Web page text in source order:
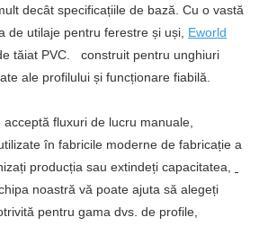
decât specificațiile de bază. Cu o vastă
de utilaje pentru ferestre și uși, Eworld
tăiat PVC.
construit pentru unghiuri
ale profilului și funcționare fiabilă.
fluxuri de lucru manuale,
în fabricile moderne de fabricație a
producția sau extindeți capacitatea,
noastră vă poate ajuta să alegeți
pentru gama dvs. de profile,